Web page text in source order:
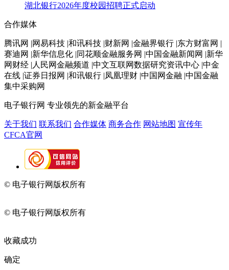
湖北银行2026年度校园招聘正式启动
合作媒体
腾讯网 |网易科技 |和讯科技 |财新网 |金融界银行 |东方财富网 |
赛迪网 |新华信息化 |同花顺金融服务网 |中国金融新闻网 |新华
网财经 |人民网金融频道 |中文互联网数据研究资讯中心 |中金
在线 |证券日报网 |和讯银行 |凤凰理财 |中国网金融 |中国金融
集中采购网
电子银行网 专业领先的新金融平台
关于我们 联系我们 合作媒体 商务合作 网站地图 宣传年
CFCA官网
© 电子银行网版权所有
© 电子银行网版权所有
收藏成功
确定